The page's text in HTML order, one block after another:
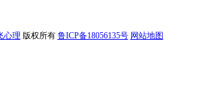
心理 版权所有 鲁ICP备18056135号 网站地图